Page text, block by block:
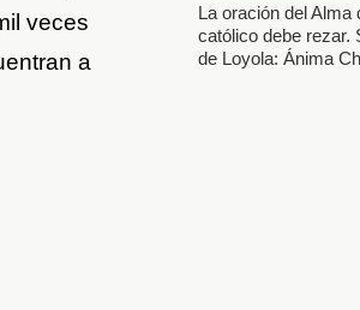
veces
a
La oración del Alma
católico debe rezar.
de Loyola: Ánima